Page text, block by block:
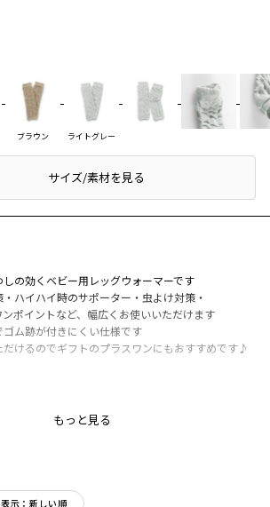
ブラウン ライトグレー
表示：新しい順
サイズ/素材を見る
の効くベビー用レッグウォーマーです
ハイハイ時のサポーター・虫よけ対策・
ポイントなど、幅広くお使いいただけます
ム跡が付きにくい仕様です
だけるのでギフトのプラスワンにもおすすめです♪
ーウェア>ベビーグッズ
ワイト
もっと見る